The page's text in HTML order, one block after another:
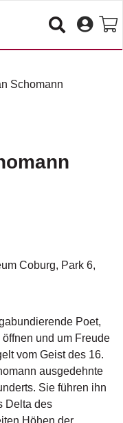
Schomann
Coburg, Park 6,
Poet,
und um Freude
vom Geist des 16.
ausgedehnte
Sie führen ihn
Delta des
Höhen der